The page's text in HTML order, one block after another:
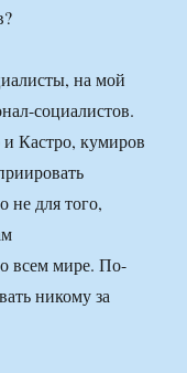
на мой
социалистов.
Кастро, кумиров
не для того,
всем мире. По-
никому за